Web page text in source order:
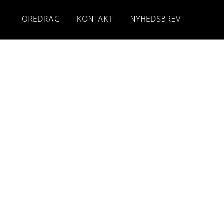
FOREDRAG KONTAKT NYHEDSBREV